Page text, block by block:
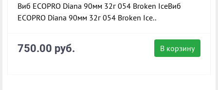
Виб ECOPRO Diana 90мм 32г 054 Broken IceВиб
ECOPRO Diana 90мм 32г 054 Broken Ice..
В корзину
750.00 руб.